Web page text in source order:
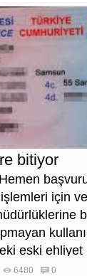
bisiklet
giyilecek.
bitiyor
için
eski ehliyet
gerekli
6480 0